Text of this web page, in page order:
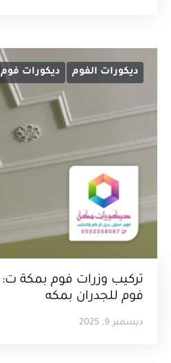
ديكورات الفوم ديكورات فوم
فوم للجدران بمكه
ديسمبر 9, 2025